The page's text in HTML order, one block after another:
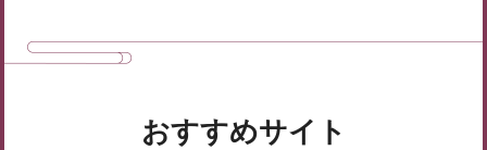
おすすめサイト